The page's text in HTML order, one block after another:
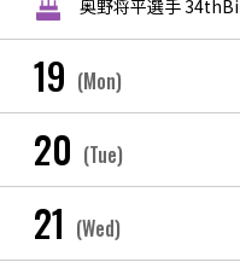
奥野将平選手
19 (Mon)
20 (Tue)
21 (Wed)